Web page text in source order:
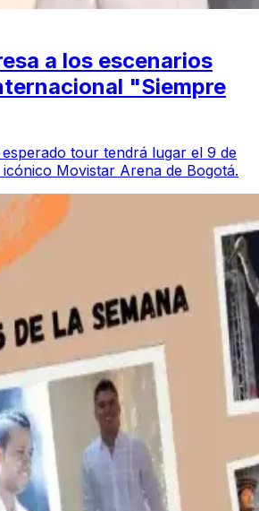
a los escenarios
"Siempre
tour tendrá lugar el 9 de
Movistar Arena de Bogotá.